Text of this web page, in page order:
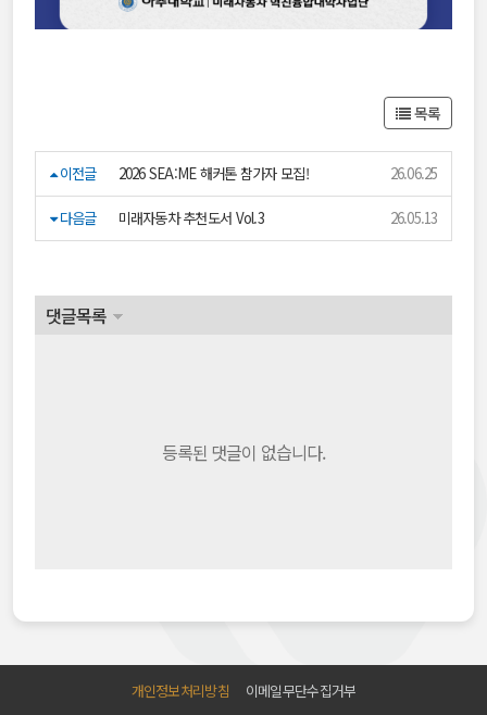
목록
이전글 2026 SEA:ME 해커톤 참가자 모집! 26.06.25
다음글 미래자동차 추천도서 Vol.3 26.05.13
댓글목록
등록된 댓글이 없습니다.
개인정보처리방침 이메일무단수집거부